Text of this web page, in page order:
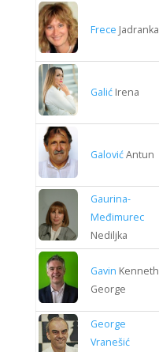
Frece Jadranka
Galić Irena
GalovićAntun
Gaurina-
Međimurec
Nediljka
Gavin Kenneth
George
George
Vranešić